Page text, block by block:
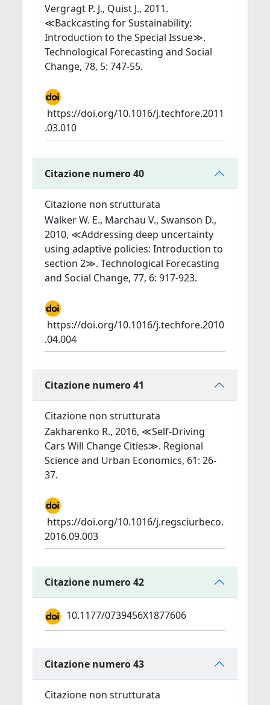
Vergragt P. J., Quist J., 2011.
≪Backcasting for Sustainability:
Introduction to the Special Issue≫.
Technological Forecasting and Social
Change, 78, 5: 747-55.
https://doi.org/10.1016/j.techfore.2011
.03.010
Citazione numero 40
Citazione non strutturata
Walker W. E., Marchau V., Swanson D.,
2010, ≪Addressing deep uncertainty
using adaptive policies: Introduction to
section 2≫. Technological Forecasting
and Social Change, 77, 6: 917-923.
https://doi.org/10.1016/j.techfore.2010
.04.004
Citazione numero 41
Citazione non strutturata
Zakharenko R., 2016, ≪Self-Driving
Cars Will Change Cities≫. Regional
Science and Urban Economics, 61: 26-
37.
https://doi.org/10.1016/j.regsciurbeco.
2016.09.003
Citazione numero 42
10.1177/0739456X1877606
Citazione numero 43
Citazione non strutturata